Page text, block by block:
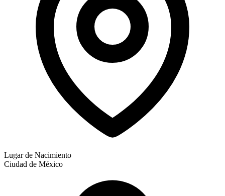
Lugar de Nacimiento
Ciudad de México